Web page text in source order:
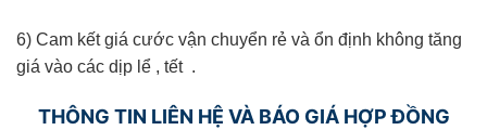
6) Cam kết giá cước vận chuyển rẻ và ổn định không tăng
giá vào các dịp lể , tết .
THÔNG TIN LIÊN HỆ VÀ BÁO GIÁ HỢP ĐỒNG